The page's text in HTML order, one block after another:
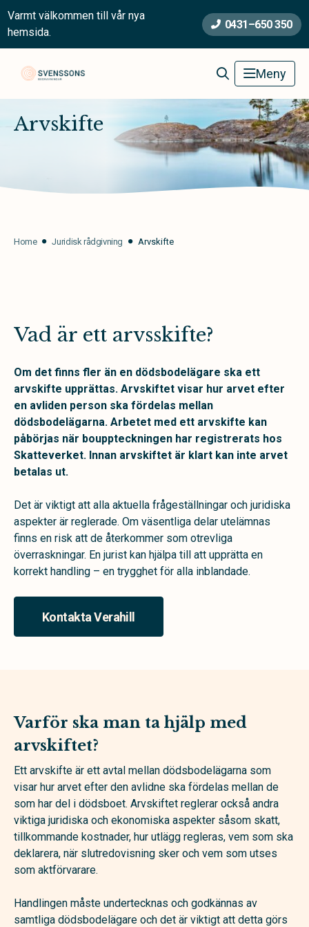
Varmt välkommen till vår nya
hemsida.
0431–650 350
Meny
Arvskifte
Home Juridisk rådgivning Arvskifte
Vad är ett arvsskifte?
Om det finns fler än en dödsbodelägare ska ett
arvskifte upprättas. Arvskiftet visar hur arvet efter
en avliden person ska fördelas mellan
dödsbodelägarna. Arbetet med ett arvskifte kan
påbörjas när bouppteckningen har registrerats hos
Skatteverket. Innan arvskiftet är klart kan inte arvet
betalas ut.
Det är viktigt att alla aktuella frågeställningar och juridiska
aspekter är reglerade. Om väsentliga delar utelämnas
finns en risk att de återkommer som otrevliga
överraskningar. En jurist kan hjälpa till att upprätta en
korrekt handling – en trygghet för alla inblandade.
Kontakta Verahill
Varför ska man ta hjälp med
arvskiftet?
Ett arvskifte är ett avtal mellan dödsbodelägarna som
visar hur arvet efter den avlidne ska fördelas mellan de
som har del i dödsboet. Arvskiftet reglerar också andra
viktiga juridiska och ekonomiska aspekter såsom skatt,
tillkommande kostnader, hur utlägg regleras, vem som ska
deklarera, när slutredovisning sker och vem som utses
som aktförvarare.
Handlingen måste undertecknas och godkännas av
samtliga dödsbodelägare och det är viktigt att detta görs